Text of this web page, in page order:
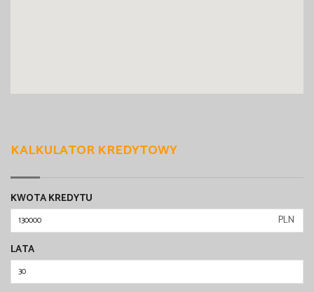
KALKULATOR KREDYTOWY
KWOTA KREDYTU
PLN
LATA